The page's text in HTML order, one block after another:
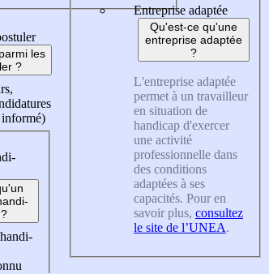
les
?
Entreprise adaptée
Qu'est-ce qu'une
entreprise adaptée
?
L'entreprise adaptée
permet à un travailleur
en situation de
handicap d'exercer
une activité
professionnelle dans
des conditions
adaptées à ses
capacités. Pour en
savoir plus, consultez
le site de l’UNEA.